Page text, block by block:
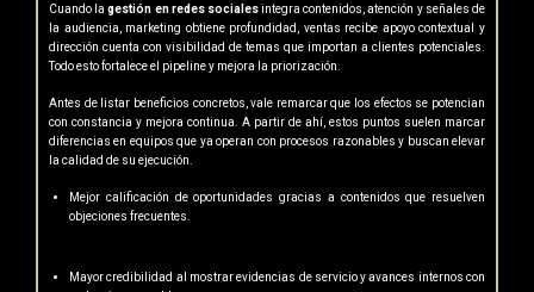
Cuando lagestión en redes socialesintegra contenidos, atención y señales de
la audiencia, marketing obtiene profundidad, ventas recibe apoyo contextual y
dirección cuenta con visibilidad de temas que importan a clientes potenciales.
Todo esto fortalece el pipeline y mejora la priorización.
Antes de listar beneficios concretos, vale remarcar que los efectos se potencian
con constancia y mejora continua. A partir de ahí, estos puntos suelen marcar
diferencias en equipos que ya operan con procesos razonables y buscan elevar
la calidad de su ejecución.
Mejor calificación de oportunidades gracias a contenidos que resuelven
objeciones frecuentes.
Mayor credibilidad al mostrar evidencias de servicio y avances internos con